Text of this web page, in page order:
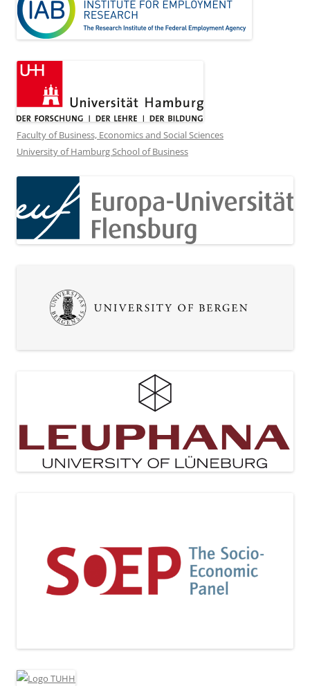
Faculty of Business, Economics and Social Sciences
University of Hamburg School of Business